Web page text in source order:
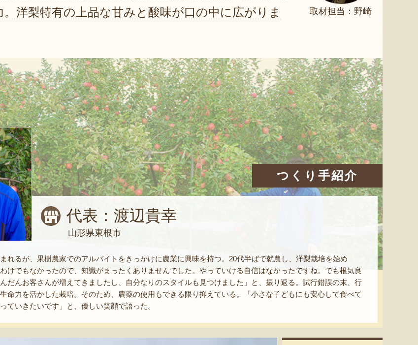
取材担当：野崎
洋梨特有の上品な甘みと酸味が口の中に広がりま
つくり手紹介
代表：渡辺貴幸
山形県東根市
れるが、果樹農家でのアルバイトをきっかけに農業に興味を持つ。20代半ばで就農し、洋梨栽培を始め
けでもなかったので、知識がまったくありませんでした。やっていける自信はなかったですね。でも根気良
だんお客さんが増えてきましたし、自分なりのスタイルも見つけました」と、振り返る。試行錯誤の末、行
命力を活かした栽培。そのため、農薬の使用もできる限り抑えている。「小さな子どもにも安心して食べて
ていきたいです」と、優しい笑顔で語った。